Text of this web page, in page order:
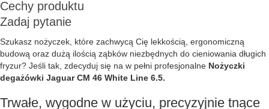
Cechy produktu
Zadaj pytanie
Szukasz nożyczek, które zachwycą Cię lekkością, ergonomiczną
budową oraz dużą ilością ząbków niezbędnych do cieniowania długich
fryzur? Jeśli tak, zdecyduj się na w pełni profesjonalne Nożyczki
degażówki Jaguar CM 46 White Line 6.5.
Trwałe, wygodne w użyciu, precyzyjnie tnące